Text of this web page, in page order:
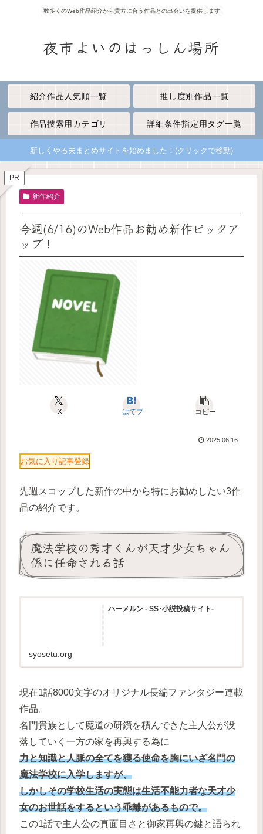
数多くのWeb作品紹介から貴方に合う作品との出会いを提供します
夜市よいのはっしん場所
紹介作品人気順一覧 推し度別作品一覧
作品捜索用カテゴリ 詳細条件指定用タグ一覧
新しくやる夫まとめサイトを始めました！(クリックで移動)
PR
新作紹介
今週(6/16)のWeb作品お勧め新作ピックア
ップ！
X はてブ コピー
2025.06.16
お気に入り記事登録
先週スコップした新作の中から特にお勧めしたい3作
品の紹介です。
魔法学校の秀才くんが天才少女ちゃん
係に任命される話
ハーメルン - SS･小説投稿サイト-
syosetu.org
現在1話8000文字のオリジナル長編ファンタジー連載
作品。
名門貴族として魔道の研鑽を積んできた主人公が没
落していく一方の家を再興する為に
力と知識と人脈の全てを獲る使命を胸にいざ名門の
魔法学校に入学しますが、
しかしその学校生活の実態は生活不能力者な天才少
女のお世話をするという乖離があるもので。
この1話で主人公の真面目さと御家再興の鍵と語られ